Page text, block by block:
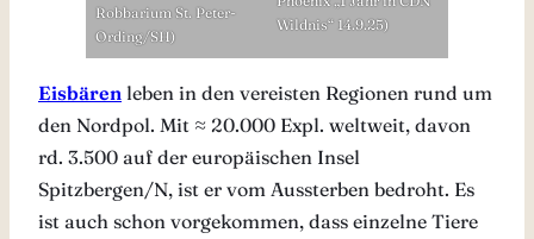
Robbarium St. Peter-
Ording/SH)
Wildnis“ 14.9.25)
Eisbären leben in den vereisten Regionen rund um
den Nordpol. Mit ≈ 20.000 Expl. weltweit, davon
rd. 3.500 auf der europäischen Insel
Spitzbergen/N, ist er vom Aussterben bedroht. Es
ist auch schon vorgekommen, dass einzelne Tiere